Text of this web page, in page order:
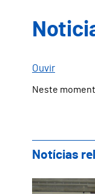
Ouvir
Neste
Notícias